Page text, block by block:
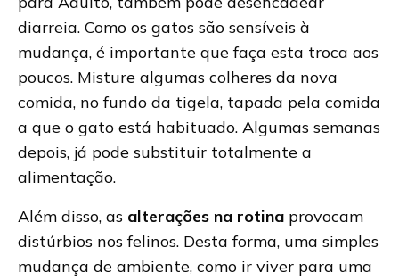
diarreia. Como os gatos são sensíveis à
mudança, é importante que faça esta troca aos
poucos. Misture algumas colheres da nova
comida, no fundo da tigela, tapada pela comida
a que o gato está habituado. Algumas semanas
depois, já pode substituir totalmente a
alimentação.
Além disso, as alterações na rotina provocam
distúrbios nos felinos. Desta forma, uma simples
mudança de ambiente, como ir viver para uma